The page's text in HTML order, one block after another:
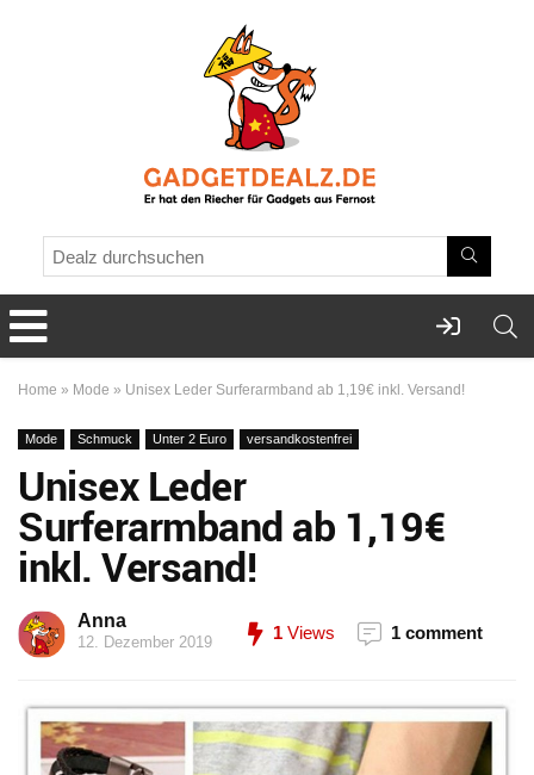
Home » Mode » Unisex Leder Surferarmband ab 1,19€ inkl. Versand!
Mode Schmuck Unter 2 Euro versandkostenfrei
Unisex Leder
Surferarmband ab 1,19€
inkl. Versand!
Anna
12. Dezember 2019 1 Views 1 comment